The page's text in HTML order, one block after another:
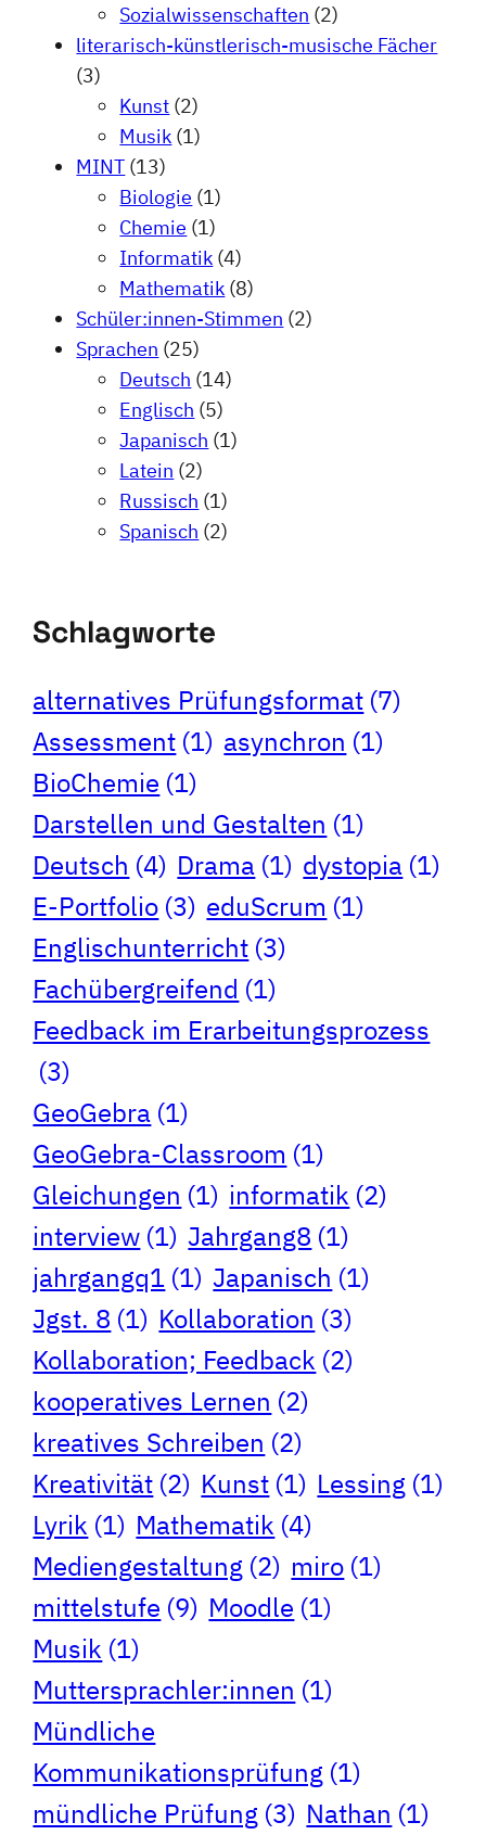
Sozialwissenschaften (2)
literarisch-künstlerisch-musische Fächer
(3)
Kunst (2)
Musik (1)
MINT (13)
Biologie (1)
Chemie (1)
Informatik (4)
Mathematik (8)
Schüler:innen-Stimmen (2)
Sprachen (25)
Deutsch (14)
Englisch (5)
Japanisch (1)
Latein (2)
Russisch (1)
Spanisch (2)
Schlagworte
alternatives Prüfungsformat (7)
Assessment (1) asynchron (1)
BioChemie (1)
Darstellen und Gestalten (1)
Deutsch (4) Drama (1) dystopia (1)
E-Portfolio (3) eduScrum (1)
Englischunterricht (3)
Fachübergreifend (1)
Feedback im Erarbeitungsprozess
(3)
GeoGebra (1)
GeoGebra-Classroom (1)
Gleichungen (1) informatik (2)
interview (1) Jahrgang8 (1)
jahrgangq1 (1) Japanisch (1)
Jgst. 8 (1) Kollaboration (3)
Kollaboration; Feedback (2)
kooperatives Lernen (2)
kreatives Schreiben (2)
Kreativität (2) Kunst (1) Lessing (1)
Lyrik (1) Mathematik (4)
Mediengestaltung (2) miro (1)
mittelstufe (9) Moodle (1)
Musik (1)
Muttersprachler:innen (1)
Mündliche
Kommunikationsprüfung (1)
mündliche Prüfung (3) Nathan (1)